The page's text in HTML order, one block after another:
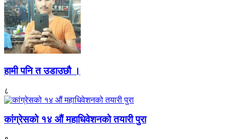
हामी पनि त उडाउछौ ।
८
कांग्रेसको १४ औं महाधिवेशनको तयारी पुरा